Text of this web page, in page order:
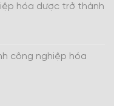
hóa dược trở thành
công nghiệp hóa